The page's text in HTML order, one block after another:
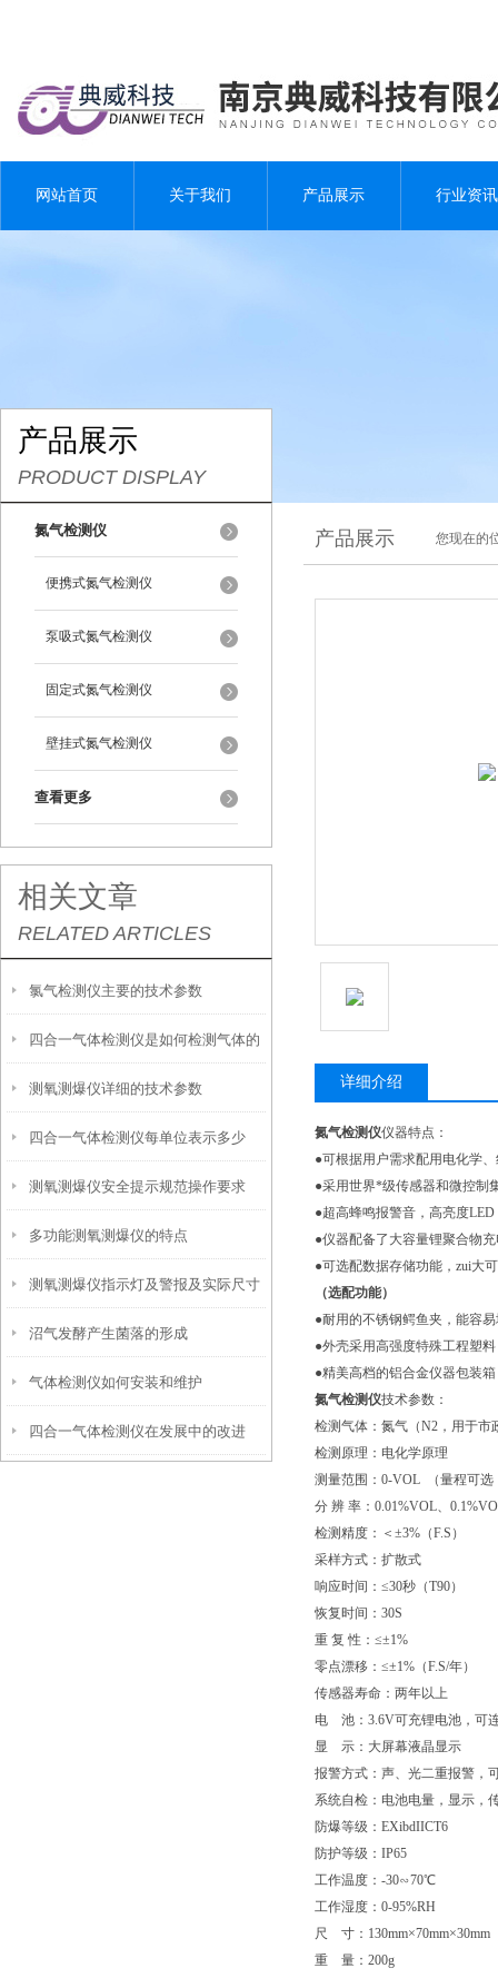
网站首页 关于我们 产品展示 行业资讯
产品展示
PRODUCT DISPLAY
氮气检测仪
便携式氮气检测仪
泵吸式氮气检测仪
固定式氮气检测仪
壁挂式氮气检测仪
查看更多
相关文章
RELATED ARTICLES
氯气检测仪主要的技术参数
四合一气体检测仪是如何检测气体的
测氧测爆仪详细的技术参数
四合一气体检测仪每单位表示多少
测氧测爆仪安全提示规范操作要求
多功能测氧测爆仪的特点
测氧测爆仪指示灯及警报及实际尺寸
沼气发酵产生菌落的形成
气体检测仪如何安装和维护
四合一气体检测仪在发展中的改进
产品展示 您现在的
详细介绍
氮气检测仪仪器特点：
●可根据用户需求配用电化学
●采用世界*级传感器和微控制
●超高蜂鸣报警音，高亮度
●仪器配备了大容量锂聚合物
●可选配数据存储功能，zui大
（选配功能）
●耐用的不锈钢鳄鱼夹，能容
●外壳采用高强度特殊工程塑
●精美高档的铝合金仪器包装
氮气检测仪技术参数：
检测气体：氮气（N2，用于
检测原理：电化学原理
测量范围：0-VOL （量程可选
分 辨 率：0.01%VOL、
检测精度：＜±3%（F.S）
采样方式：扩散式
响应时间：≤30秒（T90）
恢复时间：30S
重 复 性：≤±1%
零点漂移：≤±1%（F.S/年）
传感器寿命：两年以上
电 池：3.6V可充锂电池，可
显 示：大屏幕液晶显示
报警方式：声、光二重报警，
系统自检：电池电量，显示，
防爆等级：EXibdIICT6
防护等级：IP65
工作温度：-30∽70℃
工作湿度：0-95%RH
尺 寸：130mm×70mm×30mm
重 量：200g